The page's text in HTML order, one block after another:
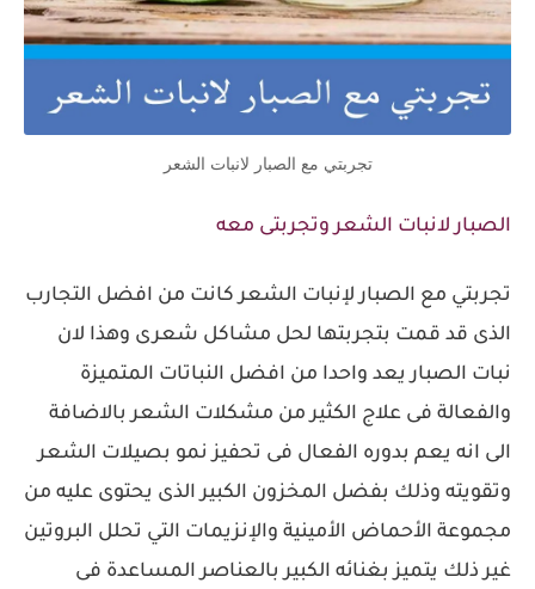
تجربتي مع الصبار لانبات الشعر
الصبار لانبات الشعر وتجربتى معه
تجربتي مع الصبار لإنبات الشعر كانت من افضل التجارب
الذى قد قمت بتجربتها لحل مشاكل شعرى وهذا لان
نبات الصبار يعد واحدا من افضل النباتات المتميزة
والفعالة فى علاج الكثير من مشكلات الشعر بالاضافة
الى انه يعم بدوره الفعال فى تحفيز نمو بصيلات الشعر
وتقويته وذلك بفضل المخزون الكبير الذى يحتوى عليه من
مجموعة الأحماض الأمينية والإنزيمات التي تحلل البروتين
غير ذلك يتميز بغنائه الكبير بالعناصر المساعدة فى